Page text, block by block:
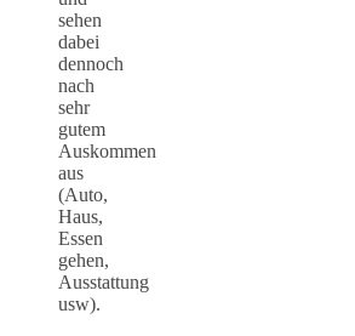
sehen
dabei
dennoch
nach
sehr
gutem
Auskommen
aus
(Auto,
Haus,
Essen
gehen,
Ausstattung
usw).